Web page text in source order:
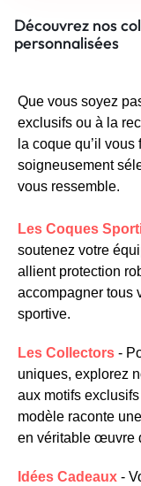
Découvrez nos
personnalisées
Que vous soyez
exclusifs ou à la
la coque qu’il
soigneusement
vous ressemble.
Les Coques
soutenez votre
allient protection
accompagner tous
sportive.
Les Collectors -
uniques, explorez
aux motifs
modèle raconte
en véritable œuvre
Idées Cadeaux -